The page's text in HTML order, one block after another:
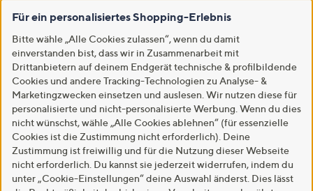
Für ein personalisiertes Shopping-Erlebnis
Bitte wähle „Alle Cookies zulassen“, wenn du damit
einverstanden bist, dass wir in Zusammenarbeit mit
Drittanbietern auf deinem Endgerät technische & profilbildende
Cookies und andere Tracking-Technologien zu Analyse- &
Marketingzwecken einsetzen und auslesen. Wir nutzen diese für
personalisierte und nicht-personalisierte Werbung. Wenn du dies
nicht wünschst, wähle „Alle Cookies ablehnen“ (für essenzielle
Cookies ist die Zustimmung nicht erforderlich). Deine
Zustimmung ist freiwillig und für die Nutzung dieser Webseite
nicht erforderlich. Du kannst sie jederzeit widerrufen, indem du
unter „Cookie-Einstellungen“ deine Auswahl änderst. Dies lässt